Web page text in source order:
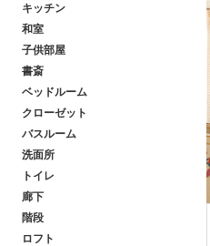
キッチン
和室
子供部屋
書斎
ベッドルーム
クローゼット
バスルーム
洗面所
トイレ
廊下
階段
ロフト